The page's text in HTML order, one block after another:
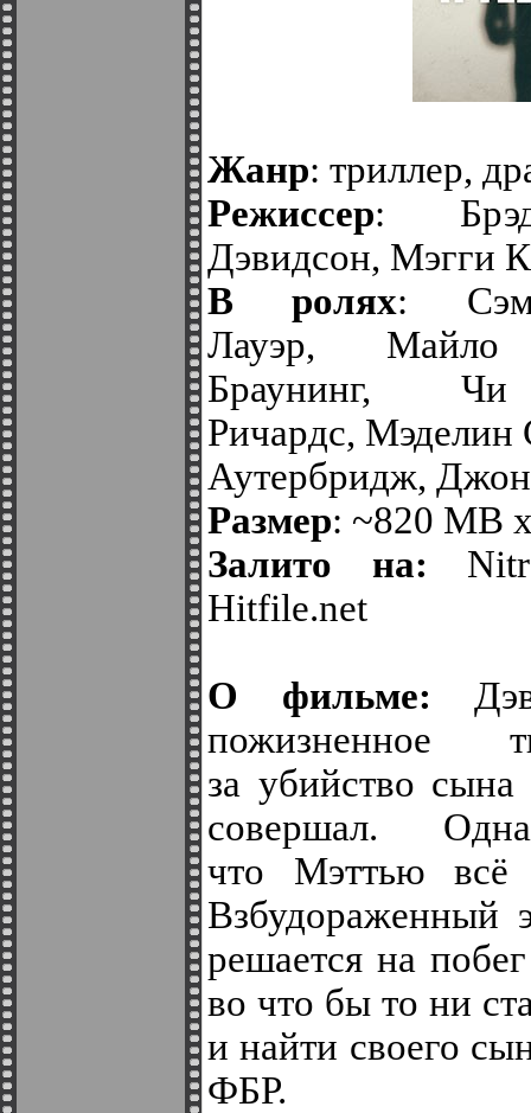
Жанр: триллер,
Режиссер:
Дэвидсон, Мэгги
В ролях: Сэм
Лауэр, Майло
Браунинг,
Ричардс,
Аутербридж,
Размер: ~820 MB
Залито на:
Hitfile.net
О фильме:
пожизненное
за убийство
совершал.
что Мэттью
Взбудораженный
решается на
во что бы то ни
и найти своего
ФБР.